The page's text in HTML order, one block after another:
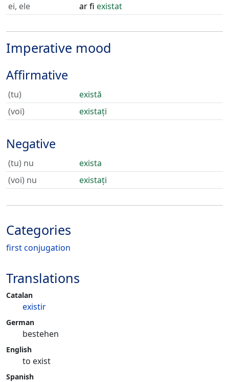
ei, ele
ar fi existat
Imperative mood
Affirmative
(tu)
există
(voi)
existați
Negative
(tu) nu
exista
(voi) nu
existați
Categories
first conjugation
Translations
Catalan
existir
German
bestehen
English
to exist
Spanish